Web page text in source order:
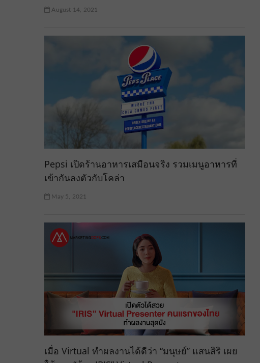
August 14, 2021
Pepsi เปิดร้านอาหารเสมือนจริง รวมเมนูอาหารที่
เข้ากันลงตัวกับโคล่า
May 5, 2021
เมื่อ Virtual ทำผลงานได้ดีว่า “มนุษย์” แสนสิริ เผย